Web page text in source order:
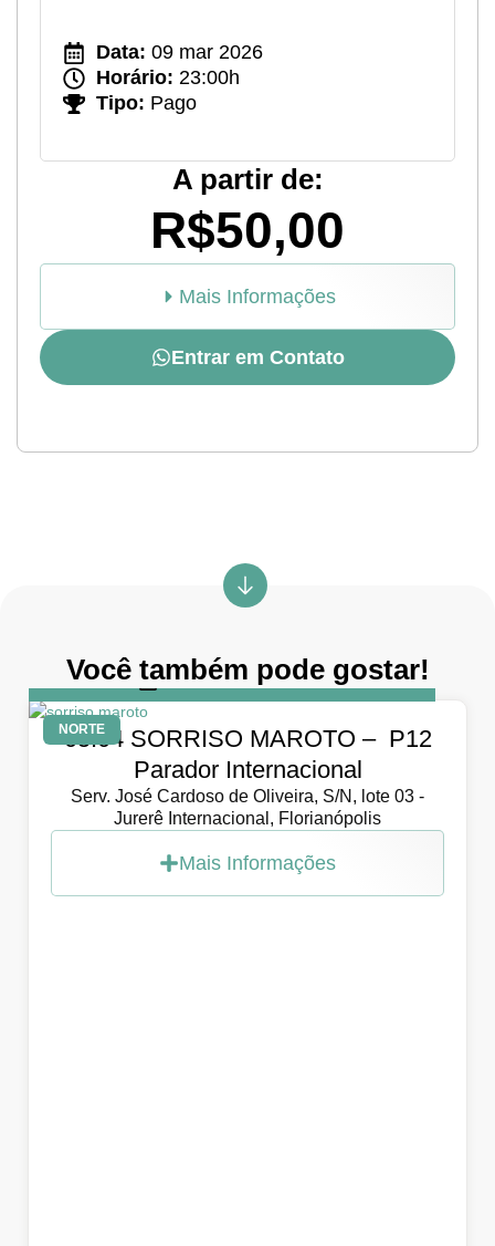
Data: 09 mar 2026
Horário: 23:00h
Tipo: Pago
A partir de:
R$50,00
Mais Informações
Entrar em Contato
Você também pode gostar!
NORTE
DIA5 de abril de 2026
05.04 SORRISO MAROTO – P12
Parador Internacional
Serv. José Cardoso de Oliveira, S/N, lote 03 -
Jurerê Internacional, Florianópolis
Mais Informações